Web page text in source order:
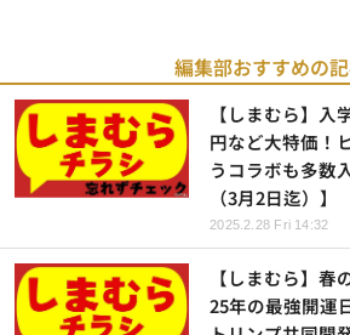
編集部おすすめの
【しまむら】入
円など大特価！
うコラボも多数
（3月2日迄）】
2025.2.28 Fri 14:32
【しまむら】春
25年の最強開運